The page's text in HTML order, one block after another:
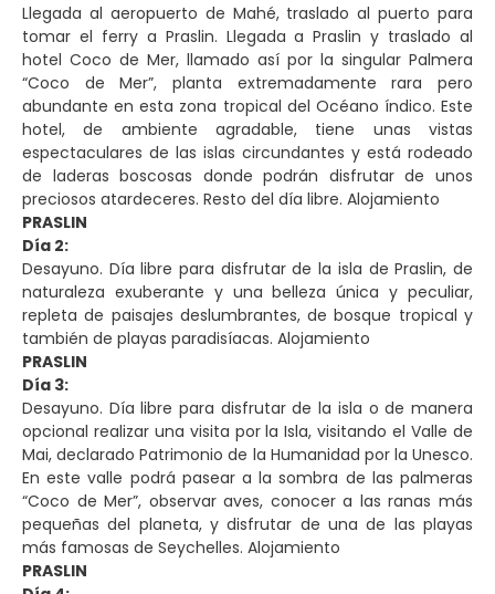
Llegada al aeropuerto de Mahé, traslado al puerto para
tomar el ferry a Praslin. Llegada a Praslin y traslado al
hotel Coco de Mer, llamado así por la singular Palmera
“Coco de Mer”, planta extremadamente rara pero
abundante en esta zona tropical del Océano índico. Este
hotel, de ambiente agradable, tiene unas vistas
espectaculares de las islas circundantes y está rodeado
de laderas boscosas donde podrán disfrutar de unos
preciosos atardeceres. Resto del día libre. Alojamiento
PRASLIN
Día 2:
Desayuno. Día libre para disfrutar de la isla de Praslin, de
naturaleza exuberante y una belleza única y peculiar,
repleta de paisajes deslumbrantes, de bosque tropical y
también de playas paradisíacas. Alojamiento
PRASLIN
Día 3:
Desayuno. Día libre para disfrutar de la isla o de manera
opcional realizar una visita por la Isla, visitando el Valle de
Mai, declarado Patrimonio de la Humanidad por la Unesco.
En este valle podrá pasear a la sombra de las palmeras
“Coco de Mer”, observar aves, conocer a las ranas más
pequeñas del planeta, y disfrutar de una de las playas
más famosas de Seychelles. Alojamiento
PRASLIN